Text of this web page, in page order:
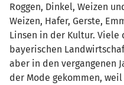
Roggen, Dinkel, Weizen
Weizen, Hafer, Gerste,
Linsen in der Kultur. Viele
bayerischen
aber in den vergangenen
der Mode gekommen,